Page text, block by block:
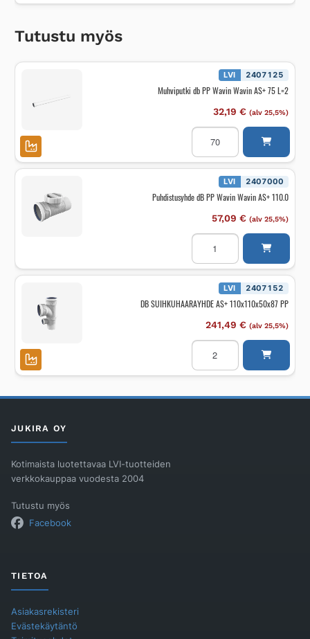
Tutustu myös
LVI 2407125
Muhviputki db PP Wavin Wavin AS+ 75 L=2
32,19 € (alv 25,5%)
Muhviputki
Wavin
Wavin
L=2
LVI 2407000
Puhdistusyhde dB PP Wavin Wavin AS+ 110.0
57,09 € (alv 25,5%)
Puhdistusyhde
Wavin
Wavin
määrä
LVI 2407152
DB SUIHKUHAARAYHDE AS+ 110x110x50x87 PP
241,49 € (alv 25,5%)
DB
SUIHKUHAARAYHDE
110x110x50x87
JUKIRA OY
Kotimaista luotettavaa LVI-tuotteiden
verkkokauppaa vuodesta 2004
Tutustu myös
Facebook
TIETOA
Asiakasrekisteri
Evästekäytäntö